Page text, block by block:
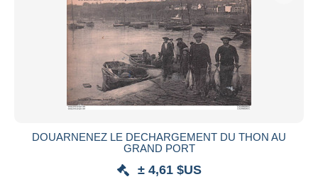
DOUARNENEZ LE DECHARGEMENT DU THON AU
GRAND PORT
± 4,61 $US